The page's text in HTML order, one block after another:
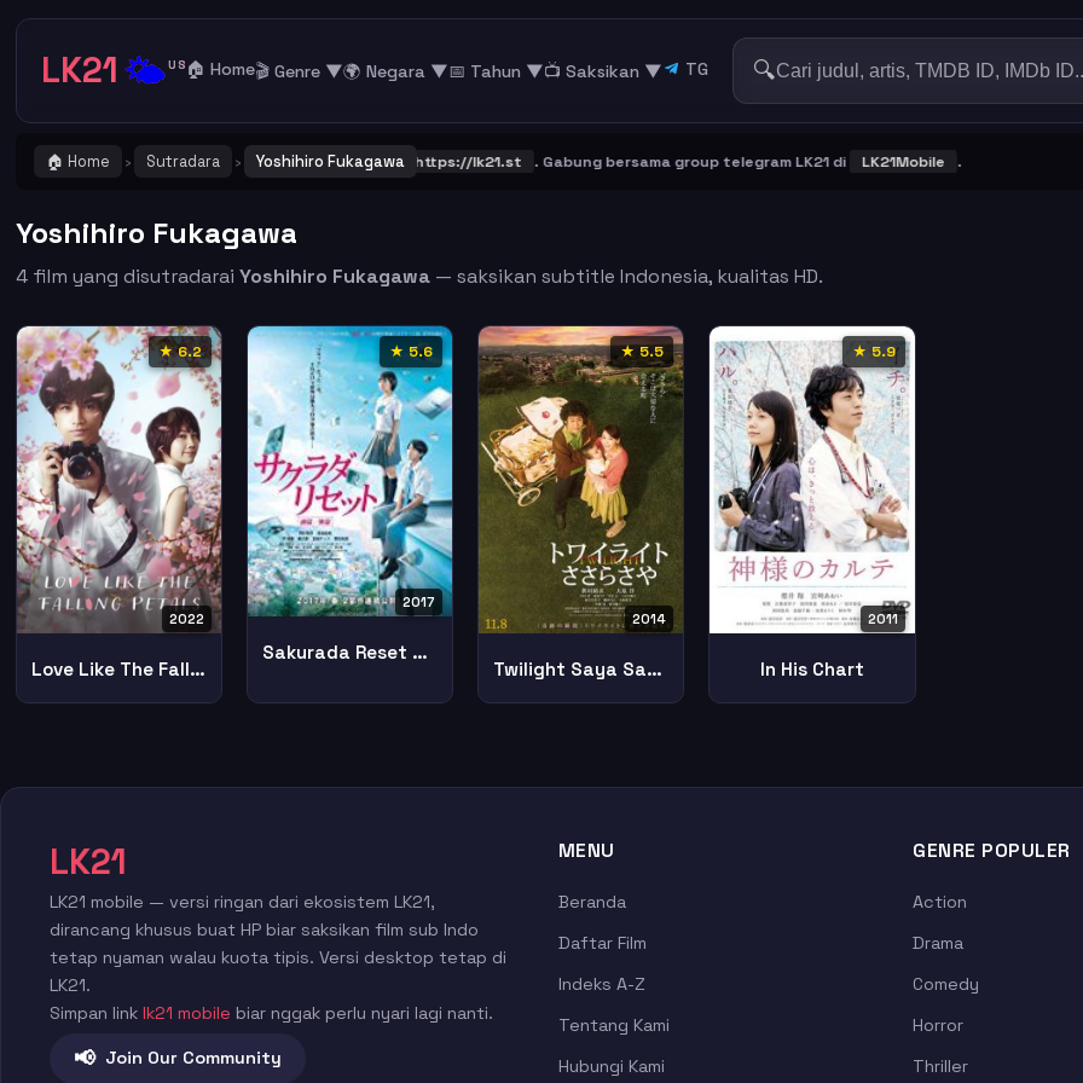
LK21🌤️US 🏠 Home🎬 Genre ▼🌍 Negara ▼📅 Tahun ▼📺 Saksikan ▼ TG 🔍
🏠 Home › Sutradara › Yoshihiro Fukagawa
PENTING ! Catat dan Bookmark alamat URL LK21 https://lk21.st . Gabung bersama group telegram LK21 di LK21Mobile .
Yoshihiro Fukagawa
4 film yang disutradaraiYoshihiro Fukagawa — saksikan subtitle Indonesia, kualitas HD.
★ 6.2
2022
Love Like The Falling Petals My Dearest Like A Cherry Blossom
★ 5.6
2017
Sakurada Reset Part Ii
★ 5.5
2014
Twilight Saya Sasara
★ 5.9
2011
In His Chart
LK21
LK21 mobile — versi ringan dari ekosistem LK21,
dirancang khusus buat HP biar saksikan film sub Indo
tetap nyaman walau kuota tipis. Versi desktop tetap di
LK21.
Simpan link lk21 mobile biar nggak perlu nyari lagi nanti.
📢 Join Our Community
MENU
Beranda
Daftar Film
Indeks A-Z
Tentang Kami
Hubungi Kami
GENRE POPULER
Action
Drama
Comedy
Horror
Thriller